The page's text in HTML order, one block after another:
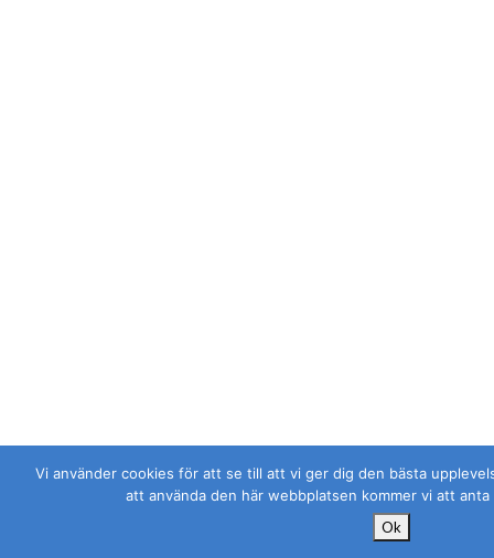
Vi använder cookies för att se till att vi ger dig den bästa
att använda den här webbplatsen kommer vi att
Ok